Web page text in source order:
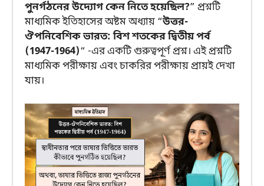
পুনর্গঠনের উদ্যোগ কেন নিতে হয়েছিল?” প্রশ্নটি
মাধ্যমিক ইতিহাসের অষ্টম অধ্যায় “উত্তর-
ঔপনিবেশিক ভারত: বিশ শতকের দ্বিতীয় পর্ব
(1947-1964)“ -এর একটি গুরুত্বপূর্ণ প্রশ্ন। এই প্রশ্নটি
মাধ্যমিক পরীক্ষায় এবং চাকরির পরীক্ষায় প্রায়ই দেখা
যায়।